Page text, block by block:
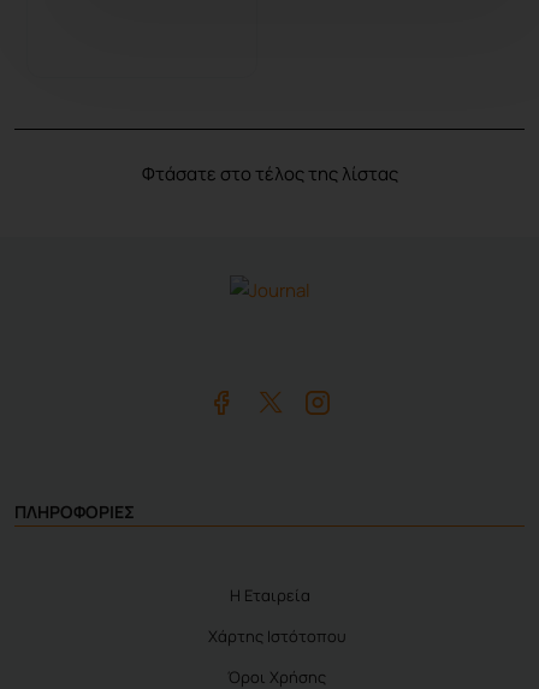
Φτάσατε στο τέλος της λίστας
ΠΛΗΡΟΦΟΡΙΕΣ
Η Εταιρεία
Χάρτης Ιστότοπου
Όροι Χρήσης